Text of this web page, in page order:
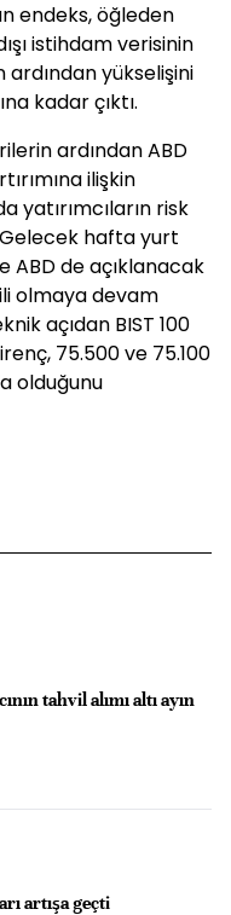
endeks, öğleden
istihdam verisinin
ardından yükselişini
kadar çıktı.
ardından ABD
ilişkin
yatırımcıların risk
Gelecek hafta yurt
ABD de açıklanacak
olmaya devam
açıdan BIST 100
75.500 ve 75.100
olduğunu
tahvil alımı altı ayın
artışa geçti